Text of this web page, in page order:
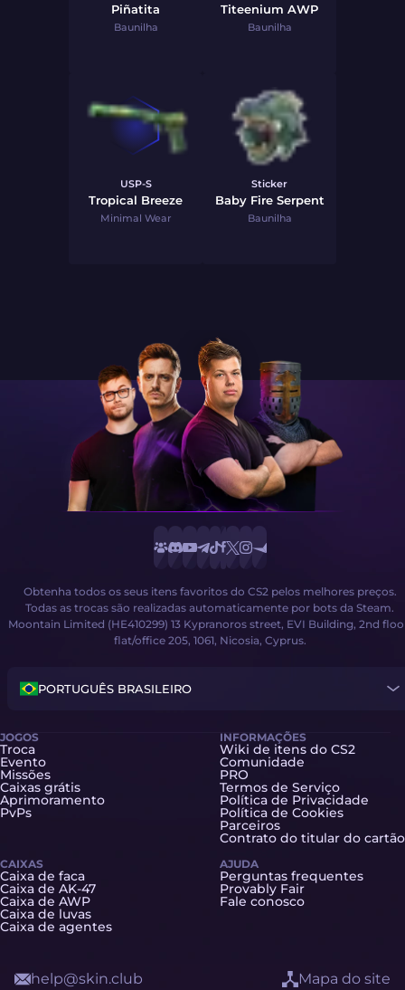
Piñatita
Baunilha
Titeenium AWP
Baunilha
USP-S
Tropical Breeze
Minimal Wear
Sticker
Baby Fire Serpent
Baunilha
Obtenha todos os seus itens favoritos do CS2 pelos melhores preços.
Todas as trocas são realizadas automaticamente por bots da Steam.
Moontain Limited (HE410299) 13 Kypranoros street, EVI Building, 2nd
flat/office 205, 1061, Nicosia, Cyprus.
PORTUGUÊS BRASILEIRO
JOGOS
Troca
Evento
Missões
Caixas grátis
Aprimoramento
PvPs
CAIXAS
Caixa de faca
Caixa de AK-47
Caixa de AWP
Caixa de luvas
Caixa de agentes
INFORMAÇÕES
Wiki de itens do CS2
Comunidade
PRO
Termos de Serviço
Política de Privacidade
Política de Cookies
Parceiros
Contrato do titular do cartão
AJUDA
Perguntas frequentes
Provably Fair
Fale conosco
help@skin.club Mapa do site